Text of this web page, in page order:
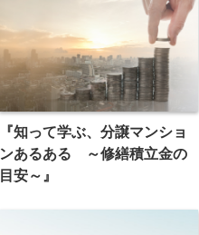
『知って学ぶ、分譲マンショ
ンあるある ～修繕積立金の
目安～』